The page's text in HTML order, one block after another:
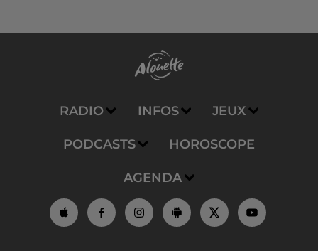
RADIO INFOS JEUX
PODCASTS HOROSCOPE
AGENDA